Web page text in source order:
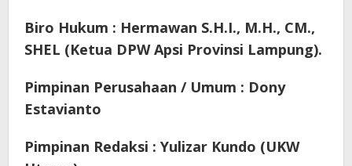
Biro Hukum : Hermawan S.H.I., M.H., CM.,
SHEL (Ketua DPW Apsi Provinsi Lampung).
Pimpinan Perusahaan / Umum : Dony
Estavianto
Pimpinan Redaksi : Yulizar Kundo (UKW